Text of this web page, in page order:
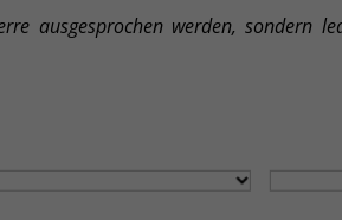
ausgesprochen werden, sondern